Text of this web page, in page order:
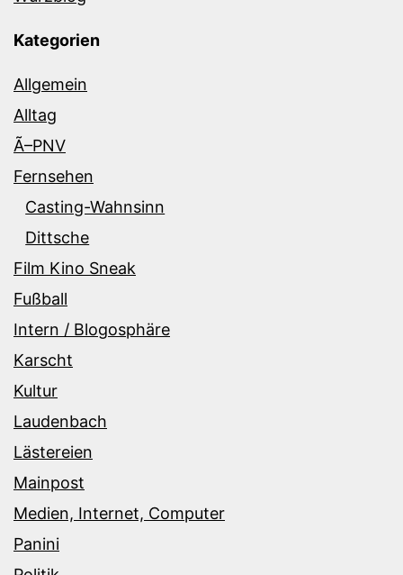
Kategorien
Allgemein
Alltag
Ã–PNV
Fernsehen
Casting-Wahnsinn
Dittsche
Film Kino Sneak
Fußball
Intern / Blogosphäre
Karscht
Kultur
Laudenbach
Lästereien
Mainpost
Medien, Internet, Computer
Panini